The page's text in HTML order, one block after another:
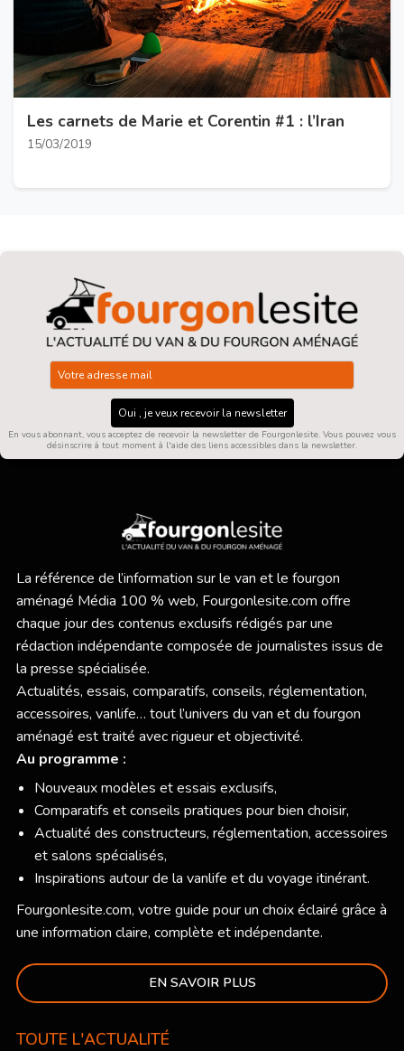
Les carnets de Marie et Corentin #1 : l’Iran
15/03/2019
Oui , je veux recevoir la newsletter
En vous abonnant, vous acceptez de recevoir la newsletter de Fourgonlesite. Vous pouvez vous
désinscrire à tout moment à l'aide des liens accessibles dans la newsletter.
La référence de l’information sur le van et le fourgon
aménagé Média 100 % web, Fourgonlesite.com offre
chaque jour des contenus exclusifs rédigés par une
rédaction indépendante composée de journalistes issus de
la presse spécialisée.
Actualités, essais, comparatifs, conseils, réglementation,
accessoires, vanlife… tout l’univers du van et du fourgon
aménagé est traité avec rigueur et objectivité.
Au programme :
Nouveaux modèles et essais exclusifs,
Comparatifs et conseils pratiques pour bien choisir,
Actualité des constructeurs, réglementation, accessoires
et salons spécialisés,
Inspirations autour de la vanlife et du voyage itinérant.
Fourgonlesite.com, votre guide pour un choix éclairé grâce à
une information claire, complète et indépendante.
EN SAVOIR PLUS
TOUTE L'ACTUALITÉ